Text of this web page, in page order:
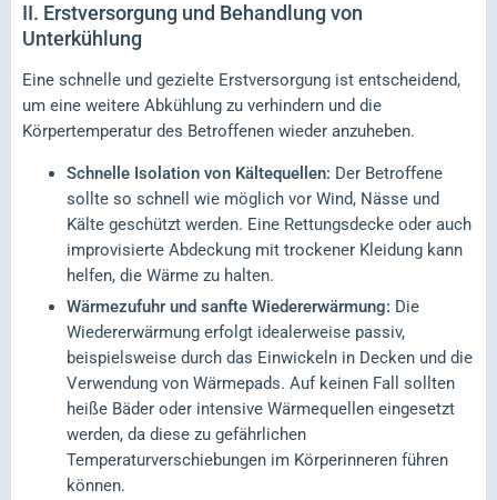
II. Erstversorgung und Behandlung von
Unterkühlung
Eine schnelle und gezielte Erstversorgung ist entscheidend,
um eine weitere Abkühlung zu verhindern und die
Körpertemperatur des Betroffenen wieder anzuheben.
Schnelle Isolation von Kältequellen: Der Betroffene
sollte so schnell wie möglich vor Wind, Nässe und
Kälte geschützt werden. Eine Rettungsdecke oder auch
improvisierte Abdeckung mit trockener Kleidung kann
helfen, die Wärme zu halten.
Wärmezufuhr und sanfte Wiedererwärmung: Die
Wiedererwärmung erfolgt idealerweise passiv,
beispielsweise durch das Einwickeln in Decken und die
Verwendung von Wärmepads. Auf keinen Fall sollten
heiße Bäder oder intensive Wärmequellen eingesetzt
werden, da diese zu gefährlichen
Temperaturverschiebungen im Körperinneren führen
können.